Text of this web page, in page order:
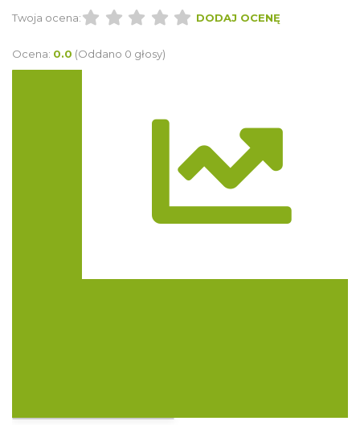
Twoja ocena: DODAJ OCENĘ
Ocena: 0.0 (Oddano 0 głosy)
Trasa